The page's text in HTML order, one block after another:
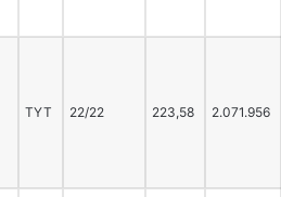
TYT 22/22 223,58 2.071.956